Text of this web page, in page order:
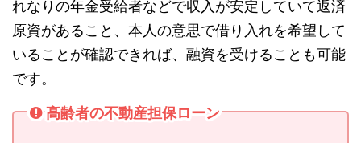
れなりの年金受給者などで収入が安定していて返済
原資があること、本人の意思で借り入れを希望して
いることが確認できれば、融資を受けることも可能
です。
高齢者の不動産担保ローン